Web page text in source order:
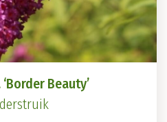
Beauty’